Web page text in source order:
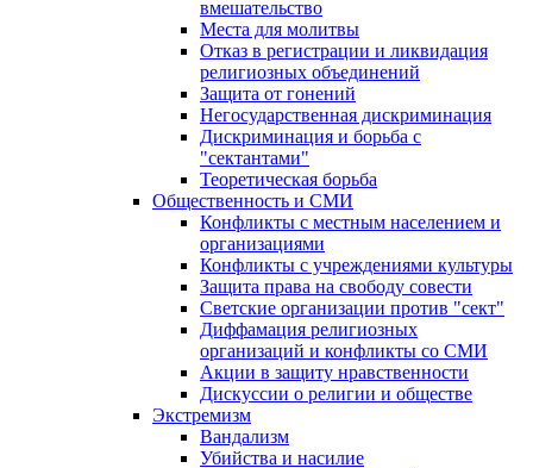
вмешательство
Места для молитвы
Отказ в регистрации и ликвидация
религиозных объединений
Защита от гонений
Негосударственная дискриминация
Дискриминация и борьба с
"сектантами"
Теоретическая борьба
Общественность и СМИ
Конфликты с местным населением и
организациями
Конфликты с учреждениями культуры
Защита права на свободу совести
Светские организации против "сект"
Диффамация религиозных
организаций и конфликты со СМИ
Акции в защиту нравственности
Дискуссии о религии и обществе
Экстремизм
Вандализм
Убийства и насилие